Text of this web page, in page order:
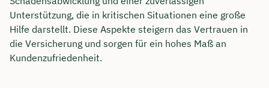
Unterstützung, die in kritischen Situationen eine große
Hilfe darstellt. Diese Aspekte steigern das Vertrauen in
die Versicherung und sorgen für ein hohes Maß an
Kundenzufriedenheit.